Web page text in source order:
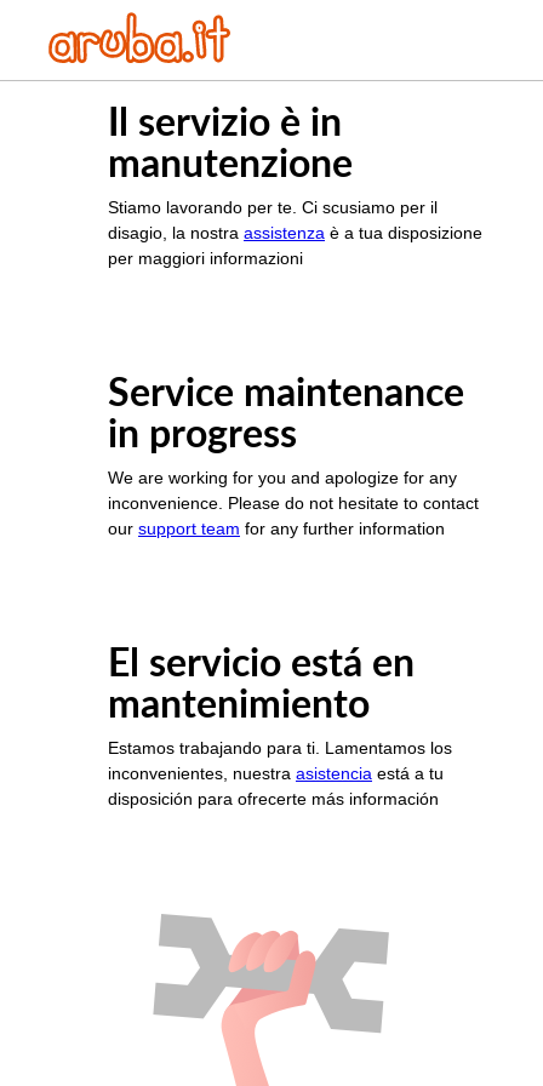
Il servizio è in
manutenzione
Stiamo lavorando per te. Ci scusiamo per il
disagio, la nostra assistenza è a tua disposizione
per maggiori informazioni
Service maintenance
in progress
We are working for you and apologize for any
inconvenience. Please do not hesitate to contact
our support team for any further information
El servicio está en
mantenimiento
Estamos trabajando para ti. Lamentamos los
inconvenientes, nuestra asistencia está a tu
disposición para ofrecerte más información